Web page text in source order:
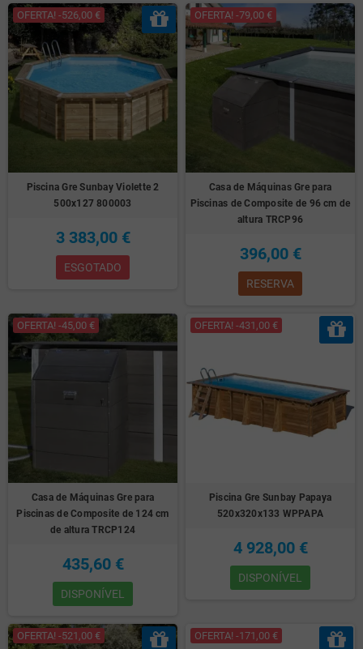
OFERTA! -526,00 €
Piscina Gre Sunbay Violette 2
500x127 800003
3 383,00 €
ESGOTADO
OFERTA! -79,00 €
Casa de Máquinas Gre para
Piscinas de Composite de 96 cm de
altura TRCP96
396,00 €
RESERVA
OFERTA! -45,00 €
Casa de Máquinas Gre para
Piscinas de Composite de 124 cm
de altura TRCP124
435,60 €
DISPONÍVEL
OFERTA! -431,00 €
Piscina Gre Sunbay Papaya
520x320x133 WPPAPA
4 928,00 €
DISPONÍVEL
OFERTA! -521,00 € OFERTA! -171,00 €